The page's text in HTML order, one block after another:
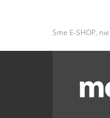
Sme E-SHOP,